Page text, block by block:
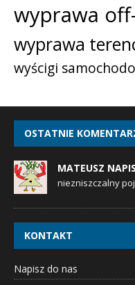
wyprawa
wyprawa
wyścigi
OSTATNIE
MATEUSZ
niezniszczalny
KONTAKT
Napisz do nas